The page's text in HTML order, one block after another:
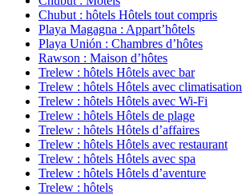
Chubut : hôtels Hôtels tout compris
Playa Magagna : Appart’hôtels
Playa Unión : Chambres d’hôtes
Rawson : Maison d’hôtes
Trelew : hôtels Hôtels avec bar
Trelew : hôtels Hôtels avec climatisation
Trelew : hôtels Hôtels avec Wi-Fi
Trelew : hôtels Hôtels de plage
Trelew : hôtels Hôtels d’affaires
Trelew : hôtels Hôtels avec restaurant
Trelew : hôtels Hôtels avec spa
Trelew : hôtels Hôtels d’aventure
Trelew : hôtels